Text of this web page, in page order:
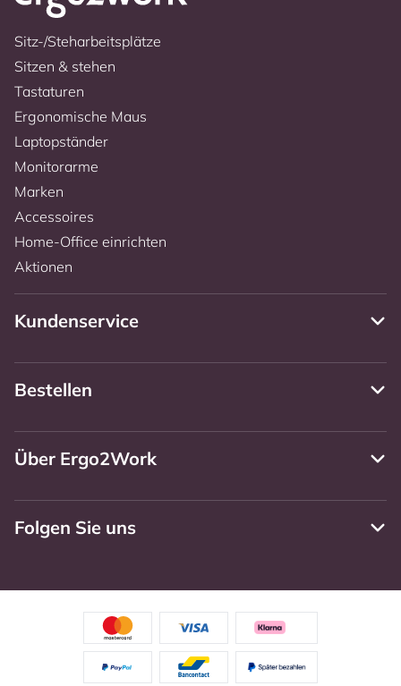
Sitz-/Steharbeitsplätze
Sitzen & stehen
Tastaturen
Ergonomische Maus
Laptopständer
Monitorarme
Marken
Accessoires
Home-Office einrichten
Aktionen
Kundenservice
Bestellen
Über Ergo2Work
Folgen Sie uns